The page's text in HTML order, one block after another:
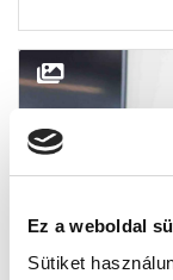
Ez a weboldal
Sütiket